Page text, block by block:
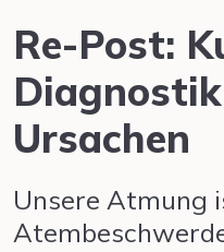
Re-Post:
Ursachen
Unsere Atmung